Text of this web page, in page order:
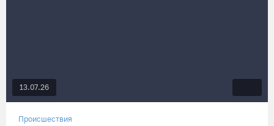
13.07.26
Происшествия